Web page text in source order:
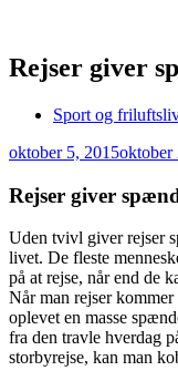
Rejser giver
Sport og
oktober 5, 2015oktober
Rejser giver
Uden tvivl giver rejser
livet. De fleste
på at rejse, når end de
Når man rejser
oplevet en masse
fra den travle hverdag
storbyrejse, kan man